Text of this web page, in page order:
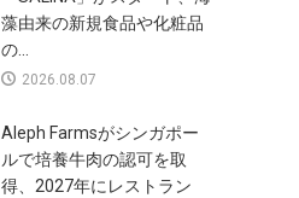
藻由来の新規食品や化粧品
の...
2026.08.07
Aleph Farmsがシンガポー
ルで培養牛肉の認可を取
得、2027年にレストラン